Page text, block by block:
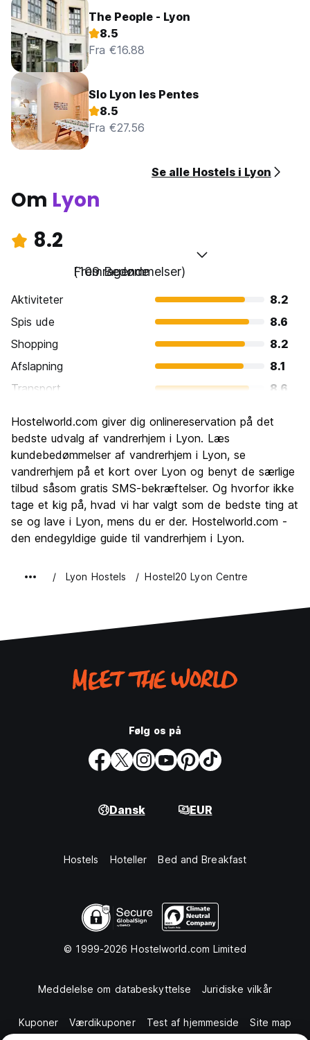
The People - Lyon
8.5
Fra €16.88
Slo Lyon les Pentes
8.5
Fra €27.56
Se alle Hostels i Lyon
Om Lyon
8.2
Fremragende
(109 Bedømmelser)
Aktiviteter
8.2
Spis ude
8.6
Shopping
8.2
Afslapning
8.1
Transport
8.6
Kultur
Fester
Værdi for pengene
7.7
Hostelworld.com giver dig onlinereservation på det
bedste udvalg af vandrerhjem i Lyon. Læs
kundebedømmelser af vandrerhjem i Lyon, se
vandrerhjem på et kort over Lyon og benyt de særlige
tilbud såsom gratis SMS-bekræftelser. Og hvorfor ikke
tage et kig på, hvad vi har valgt som de bedste ting at
se og lave i Lyon, mens du er der. Hostelworld.com -
den endegyldige guide til vandrerhjem i Lyon.
Lyon Hostels Hostel20 Lyon Centre
Følg os på
Dansk EUR
Hostels Hoteller Bed and Breakfast
© 1999-2026 Hostelworld.com Limited
Meddelelse om databeskyttelse Juridiske vilkår
Kuponer Værdikuponer Test af hjemmeside Site map